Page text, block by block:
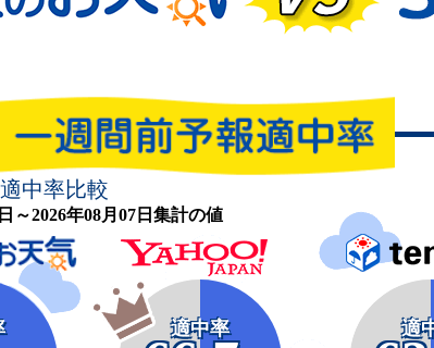
中率比較
～2026年08月07日集計の値
適中率 適